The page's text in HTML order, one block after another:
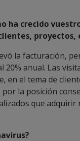
ha crecido
proyectos,
la facturación,
anual. Las
en el tema de
la posición
que adquirir